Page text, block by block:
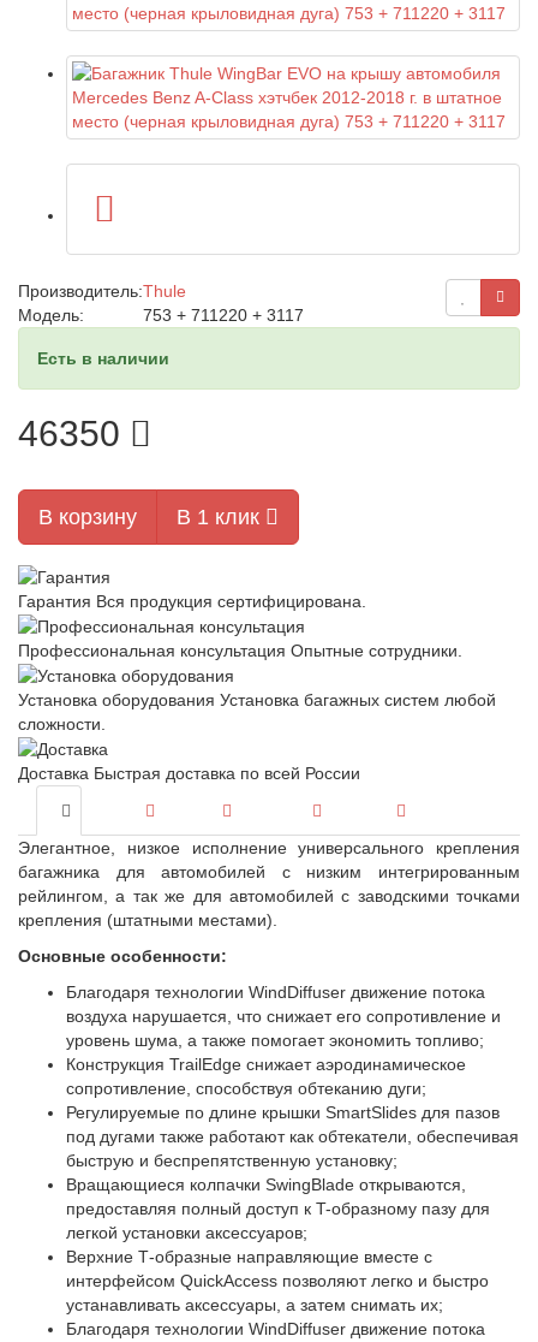
Производитель:Thule
Модель:
753 + 711220 + 3117
Есть в наличии
46350
В корзину В 1 клик
Гарантия Вся продукция сертифицирована.
Профессиональная консультация Опытные сотрудники.
Установка оборудования Установка багажных систем любой
сложности.
Доставка Быстрая доставка по всей России
Элегантное, низкое исполнение универсального крепления
багажника для автомобилей с низким интегрированным
рейлингом, а так же для автомобилей с заводскими точками
крепления (штатными местами).
Основные особенности:
Благодаря технологии WindDiffuser движение потока
воздуха нарушается, что снижает его сопротивление и
уровень шума, а также помогает экономить топливо;
Конструкция TrailEdge снижает аэродинамическое
сопротивление, способствуя обтеканию дуги;
Регулируемые по длине крышки SmartSlides для пазов
под дугами также работают как обтекатели, обеспечивая
быструю и беспрепятственную установку;
Вращающиеся колпачки SwingBlade открываются,
предоставляя полный доступ к T-образному пазу для
легкой установки аксессуаров;
Верхние Т-образные направляющие вместе с
интерфейсом QuickAccess позволяют легко и быстро
устанавливать аксессуары, а затем снимать их;
Благодаря технологии WindDiffuser движение потока